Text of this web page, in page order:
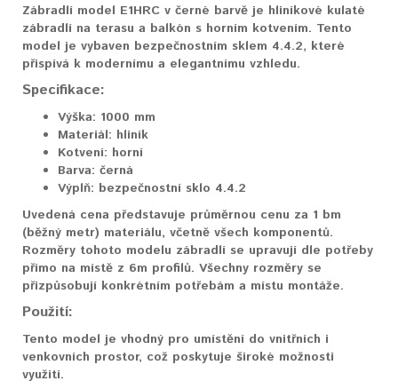
Zábradlí model E1HRC v černé barvě je hliníkové kulaté
zábradlí na terasu a balkón s horním kotvením. Tento
model je vybaven bezpečnostním sklem 4.4.2, které
přispívá k modernímu a elegantnímu vzhledu.
Specifikace:
Výška: 1000 mm
Materiál: hliník
Kotvení: horní
Barva: černá
Výplň: bezpečnostní sklo 4.4.2
Uvedená cena představuje průměrnou cenu za 1 bm
(běžný metr) materiálu, včetně všech komponentů.
Rozměry tohoto modelu zábradlí se upravují dle potřeby
přímo na místě z 6m profilů. Všechny rozměry se
přizpůsobují konkrétním potřebám a místu montáže.
Použití:
Tento model je vhodný pro umístění do vnitřních i
venkovních prostor, což poskytuje široké možnosti
využití.